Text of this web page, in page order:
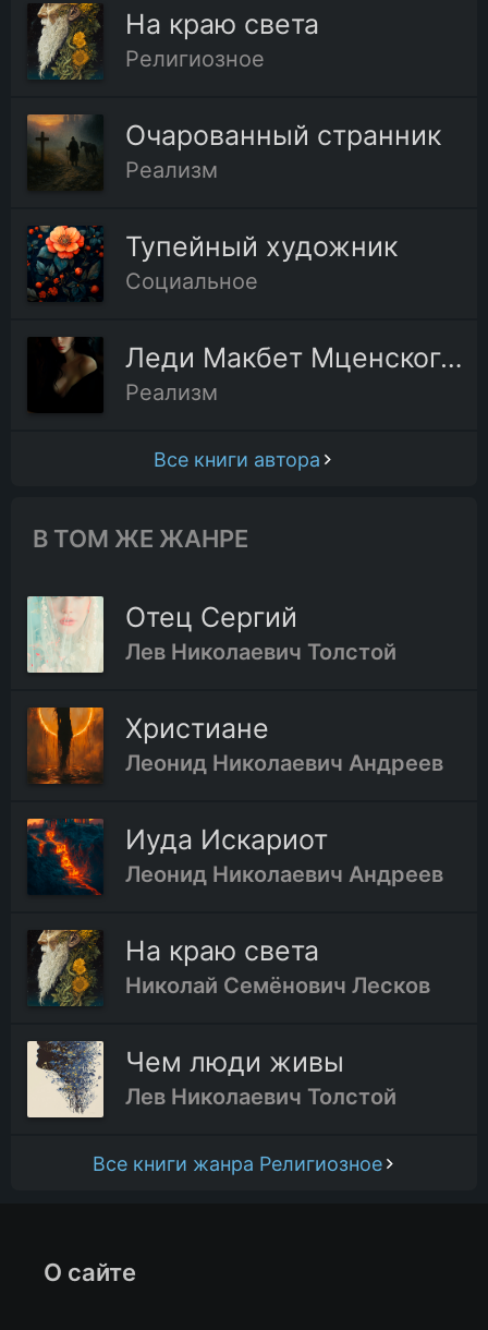
На краю света
Религиозное
Очарованный странник
Реализм
Тупейный художник
Социальное
Леди Макбет Мценского уезда
Реализм
Все книги автора
В ТОМ ЖЕ ЖАНРЕ
Отец Сергий
Лев Николаевич Толстой
Христиане
Леонид Николаевич Андреев
Иуда Искариот
Леонид Николаевич Андреев
На краю света
Николай Семёнович Лесков
Чем люди живы
Лев Николаевич Толстой
Все книги жанра Религиозное
О сайте